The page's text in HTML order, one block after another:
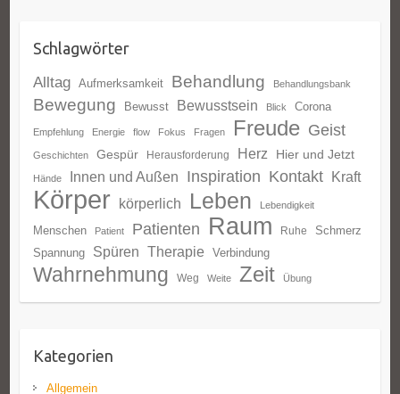
Schlagwörter
Alltag Aufmerksamkeit Behandlung Behandlungsbank
Bewegung Bewusst Bewusstsein Blick Corona
Empfehlung Energie flow Fokus Fragen Freude Geist
Geschichten Gespür Herausforderung Herz Hier und Jetzt
Hände Innen und Außen Inspiration Kontakt Kraft
Körper körperlich Leben Lebendigkeit
Menschen Patient Patienten Raum Ruhe
Schmerz
Spannung
Spüren Therapie Verbindung
Wahrnehmung Weg Weite Zeit Übung
Kategorien
Allgemein